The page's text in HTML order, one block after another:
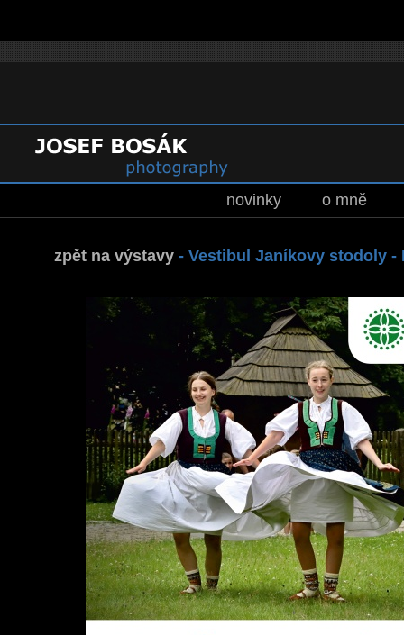
novinky o mně
zpět na výstavy - Vestibul Janíkovy stodoly -